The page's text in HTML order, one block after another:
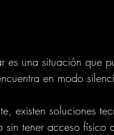
es una situación que
en modo
existen soluciones
sin tener acceso